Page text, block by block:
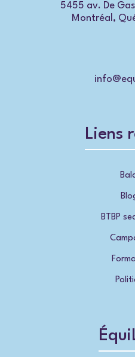
5455 av. De
Montréal,
Liens
BTBP